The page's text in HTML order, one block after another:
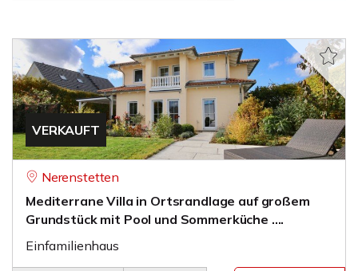
VERKAUFT
Nerenstetten
Mediterrane Villa in Ortsrandlage auf großem
Grundstück mit Pool und Sommerküche ....
Einfamilienhaus